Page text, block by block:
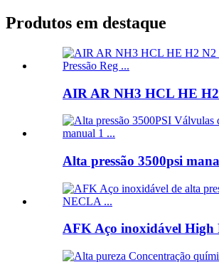
Produtos em destaque
AIR AR NH3 HCL HE
Alta pressão 3500psi
AFK Aço inoxidável High